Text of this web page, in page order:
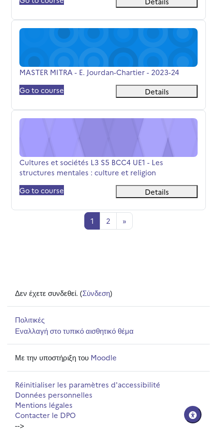
MASTER MITRA - E. Jourdan-Chartier - 2023-24
Όνομα μαθήματος
MASTER MITRA - E. Jourdan-Chartier - 2023-24
Go to course
Details
Cultures et sociétés L3 S5 BCC4 UE1 - Les structures
Όνομα μαθήματος
Cultures et sociétés L3 S5 BCC4 UE1 - Les
structures mentales : culture et religion
Go to course
Details
1 Σελίδα 1
2 Σελίδα 2
»
Δεν έχετε συνδεθεί. (Σύνδεση)
Πολιτικές
Εναλλαγή στο τυπικό αισθητικό θέμα
Με την υποστήριξη του Moodle
Réinitialiser les paramètres d'accessibilité
Données personnelles
Mentions légales
Contacter le DPO
-->